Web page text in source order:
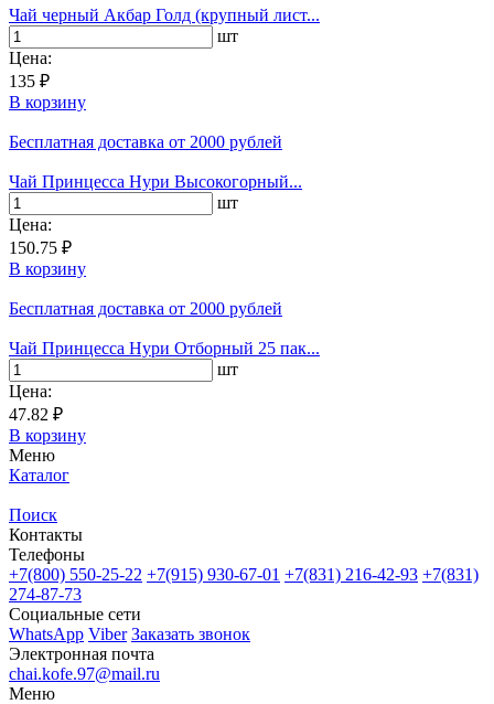
Чай черный Акбар Голд (крупный лист...
шт
Цена:
135 ₽
В корзину
Бесплатная доставка от 2000 рублей
Чай Принцесса Нури Высокогорный...
шт
Цена:
150.75 ₽
В корзину
Бесплатная доставка от 2000 рублей
Чай Принцесса Нури Отборный 25 пак...
шт
Цена:
47.82 ₽
В корзину
Меню
Каталог
Поиск
Контакты
Телефоны
+7(800) 550-25-22 +7(915) 930-67-01 +7(831) 216-42-93 +7(831)
274-87-73
Социальные сети
WhatsApp Viber Заказать звонок
Электронная почта
chai.kofe.97@mail.ru
Меню